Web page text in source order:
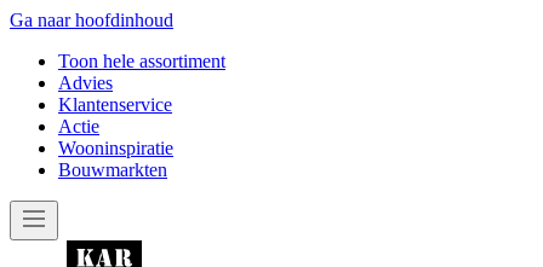
Ga naar hoofdinhoud
Toon hele assortiment
Advies
Klantenservice
Actie
Wooninspiratie
Bouwmarkten